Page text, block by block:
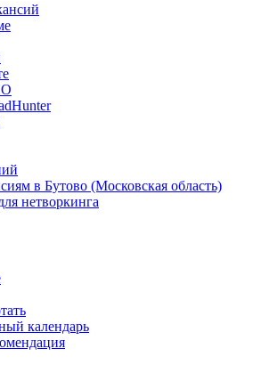
в Бутово (Московская область)
нетворкинга
календарь